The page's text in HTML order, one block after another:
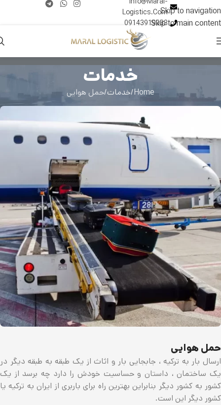
Skip to navigation
Skip to main content
Logistics.Com
09143919033
خدمات
Home خدمات حمل هوایی
حمل هوایی
ارسال بار به ترکیه ، جابجایی بار و اثاث از یک طبقه به طبقه دیگر در
یک ساختمان ، داستان و حساسیت خودش را دارد چه برسد از یک
کشور به کشور دیگر بنابراین بهترین راه برای باربری از ایران به ترکیه یا
کشور دیگر این است.